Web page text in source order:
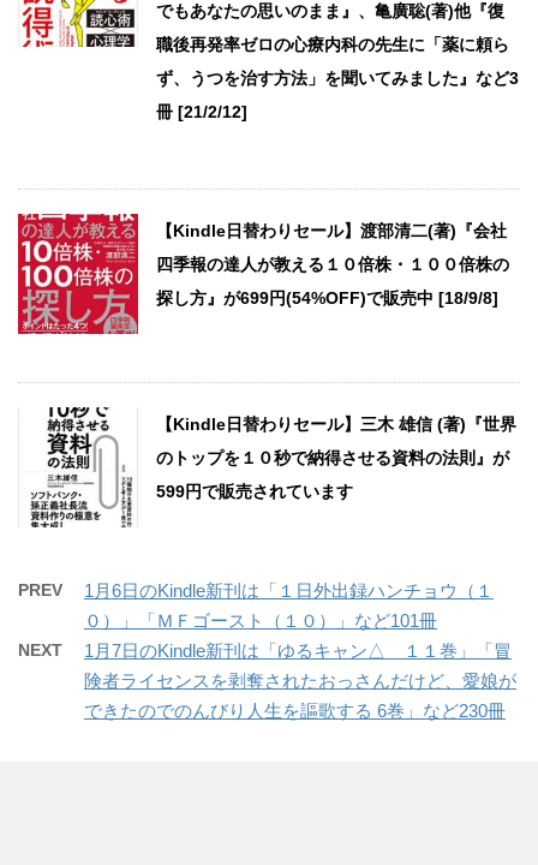
でもあなたの思いのまま』、亀廣聡(著)他『復
職後再発率ゼロの心療内科の先生に「薬に頼ら
ず、うつを治す方法」を聞いてみました』など3
冊 [21/2/12]
【Kindle日替わりセール】渡部清二(著)『会社
四季報の達人が教える１０倍株・１００倍株の
探し方』が699円(54%OFF)で販売中 [18/9/8]
【Kindle日替わりセール】三木 雄信 (著)『世界
のトップを１０秒で納得させる資料の法則』が
599円で販売されています
PREV
1月6日のKindle新刊は「１日外出録ハンチョウ（１
０）」「ＭＦゴースト（１０）」など101冊
NEXT
1月7日のKindle新刊は「ゆるキャン△ １１巻」「冒
険者ライセンスを剥奪されたおっさんだけど、愛娘が
できたのでのんびり人生を謳歌する 6巻」など230冊